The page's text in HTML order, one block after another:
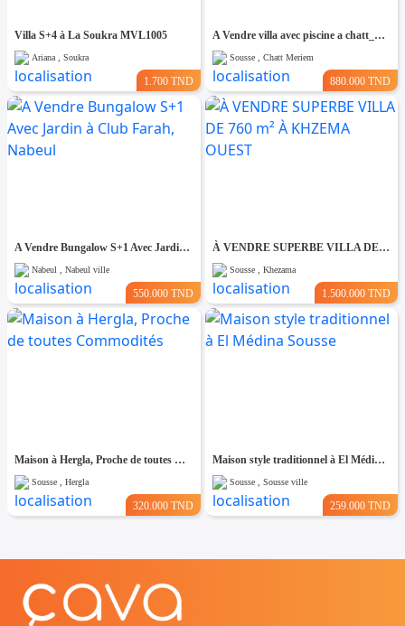
Villa S+4 à La Soukra MVL1005
Ariana , Soukra
1.700 TND
A Vendre villa avec piscine a chatt_mariem pré résidence Costa
Sousse , Chatt Meriem
880.000 TND
A Vendre Bungalow S+1 Avec Jardin à Club Farah, Nabeul
Nabeul , Nabeul ville
550.000 TND
À VENDRE SUPERBE VILLA DE 760 m² À KHZEMA OUEST
Sousse , Khezama
1.500.000 TND
Maison à Hergla, Proche de toutes Commodités
Sousse , Hergla
320.000 TND
Maison style traditionnel à El Médina Sousse
Sousse , Sousse ville
259.000 TND